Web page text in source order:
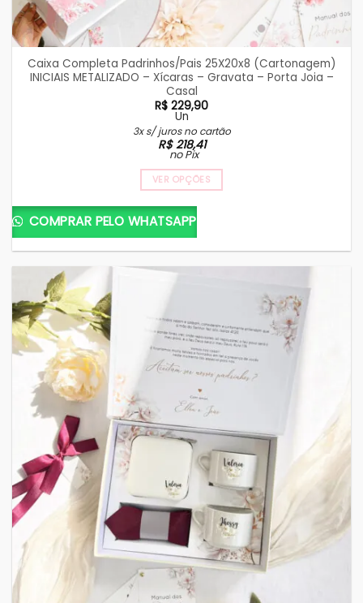
Caixa Completa Padrinhos/Pais 25X20x8 (Cartonagem)
INICIAIS METALIZADO – Xícaras – Gravata – Porta Joia –
Casal
R$ 229,90
Un
3x s/ juros no cartão
R$218,41
no Pix
VER OPÇÕES
COMPRAR PELO WHATSAPP